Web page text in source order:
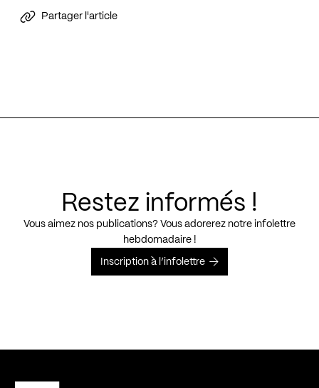
Partager l'article
Restez informés !
Vous aimez nos publications? Vous adorerez notre infolettre
hebdomadaire !
Inscription à l’infolettre